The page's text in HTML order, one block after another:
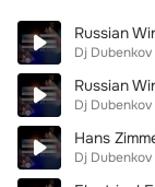
Russian
Dj Dubenkov
Russian
Dj Dubenkov
Dj Dubenkov